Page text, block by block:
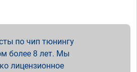
по чип тюнингу
более 8 лет. Мы
лицензионное